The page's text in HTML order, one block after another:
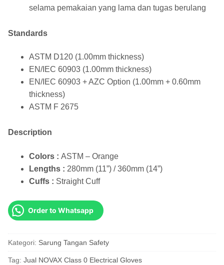
selama pemakaian yang lama dan tugas berulang
Standards
ASTM D120 (1.00mm thickness)
EN/IEC 60903 (1.00mm thickness)
EN/IEC 60903 + AZC Option (1.00mm + 0.60mm
thickness)
ASTM F 2675
Description
Colors : ASTM – Orange
Lengths : 280mm (11”) / 360mm (14”)
Cuffs : Straight Cuff
Order to Whatsapp
Kategori: Sarung Tangan Safety
Tag: Jual NOVAX Class 0 Electrical Gloves